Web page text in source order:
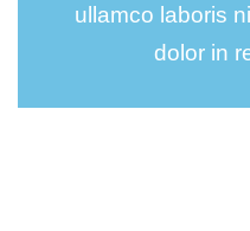
ullamco laboris
dolor in